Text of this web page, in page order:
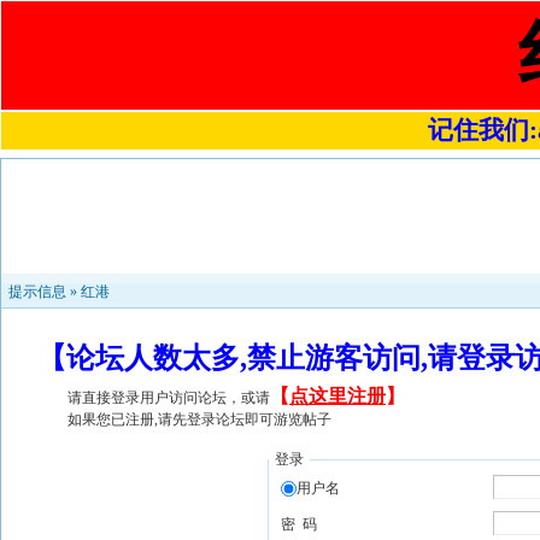
记住我们
提示信息 » 红港
【论坛人数太多,禁止游客访问,请登
请直接登录用户访问论坛，或请 【 点这里注册】
如果您已注册,请先登录论坛即可游览帖子
登录
用户名
密 码